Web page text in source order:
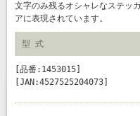
文字のみ残るオシャレなステッ
アに表現されています。
型 式
[品番:1453015]
[JAN:4527525204073]